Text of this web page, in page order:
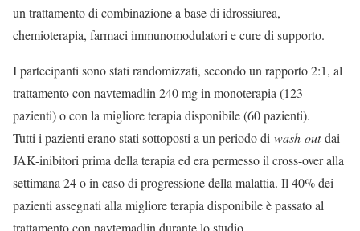
un trattamento di combinazione a base di idrossiurea,
chemioterapia, farmaci immunomodulatori e cure di supporto.
I partecipanti sono stati randomizzati, secondo un rapporto 2:1, al
trattamento con navtemadlin 240 mg in monoterapia (123
pazienti) o con la migliore terapia disponibile (60 pazienti).
Tutti i pazienti erano stati sottoposti a un periodo di wash-outdai
JAK-inibitori prima della terapia ed era permesso il cross-over alla
settimana 24 o in caso di progressione della malattia. Il 40% dei
pazienti assegnati alla migliore terapia disponibile è passato al
trattamento con navtemadlin durante lo studio.